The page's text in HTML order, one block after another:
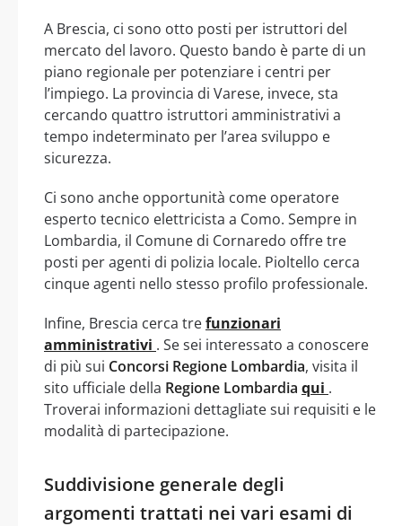
A Brescia, ci sono otto posti per istruttori del
mercato del lavoro. Questo bando è parte di un
piano regionale per potenziare i centri per
l’impiego. La provincia di Varese, invece, sta
cercando quattro istruttori amministrativi a
tempo indeterminato per l’area sviluppo e
sicurezza.
Ci sono anche opportunità come operatore
esperto tecnico elettricista a Como. Sempre in
Lombardia, il Comune di Cornaredo offre tre
posti per agenti di polizia locale. Pioltello cerca
cinque agenti nello stesso profilo professionale.
Infine, Brescia cerca trefunzionari
amministrativi . Se sei interessato a conoscere
di più sui Concorsi Regione Lombardia, visita il
sito ufficiale della Regione Lombardia qui .
Troverai informazioni dettagliate sui requisiti e le
modalità di partecipazione.
Suddivisione generale degli
argomenti trattati nei vari esami di